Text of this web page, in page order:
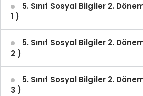
5. Sınıf Sosyal Bilgiler 2.
1 )
5. Sınıf Sosyal Bilgiler 2.
2 )
5. Sınıf Sosyal Bilgiler 2.
3 )